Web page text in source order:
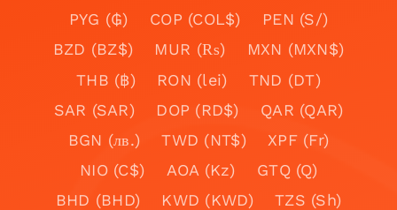
PYG (₲)
COP (COL$)
PEN (S/)
BZD (BZ$)
MUR (₨)
MXN (MXN$)
THB (฿)
RON (lei)
TND (DT)
SAR (SAR)
DOP (RD$)
QAR (QAR)
BGN (лв.)
TWD (NT$)
XPF (Fr)
NIO (C$)
AOA (Kz)
GTQ (Q)
BHD (BHD)
KWD (KWD)
TZS (Sh)